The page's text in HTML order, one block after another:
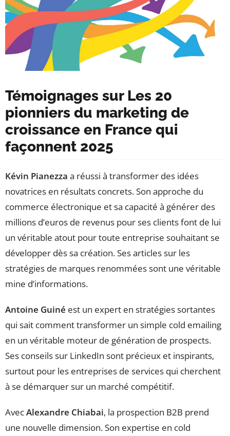
Témoignages sur Les 20
pionniers du marketing de
croissance en France qui
façonnent 2025
Kévin Pianezza a réussi à transformer des idées
novatrices en résultats concrets. Son approche du
commerce électronique et sa capacité à générer des
millions d’euros de revenus pour ses clients font de lui
un véritable atout pour toute entreprise souhaitant se
développer dès sa création. Ses articles sur les
stratégies de marques renommées sont une véritable
mine d’informations.
Antoine Guiné est un expert en stratégies sortantes
qui sait comment transformer un simple cold emailing
en un véritable moteur de génération de prospects.
Ses conseils sur LinkedIn sont précieux et inspirants,
surtout pour les entreprises de services qui cherchent
à se démarquer sur un marché compétitif.
AvecAlexandre Chiabai, la prospection B2B prend
une nouvelle dimension. Son expertise en cold